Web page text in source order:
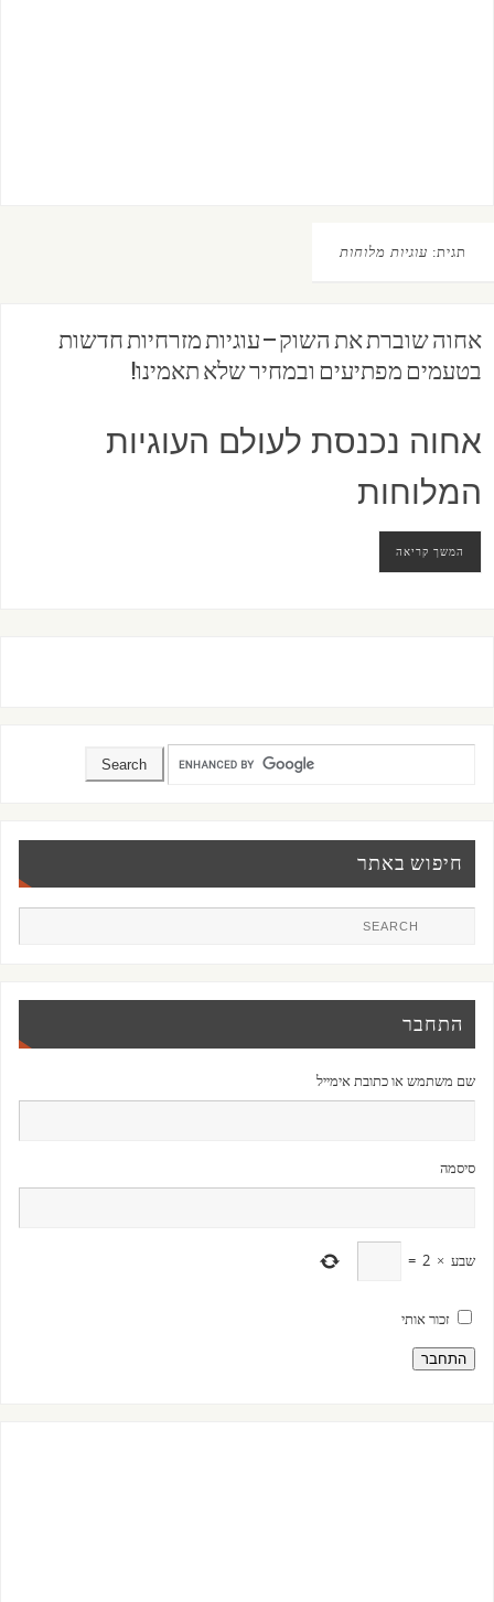
תגית: עוגיות מלוחות
אחוה שוברת את השוק – עוגיות מזרחיות חדשות
בטעמים מפתיעים ובמחיר שלא תאמינו!
אחוה נכנסת לעולם העוגיות
המלוחות
המשך קריאה
חיפוש באתר
התחבר
שם משתמש או כתובת אימייל
סיסמה
שבע ×
2
=
זכור אותי
התחבר